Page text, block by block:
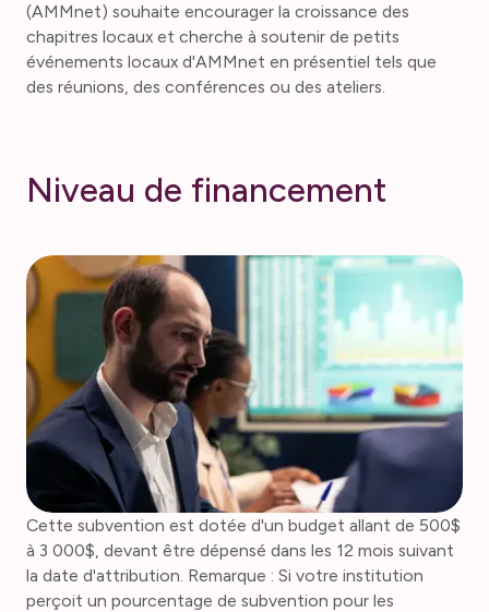
(AMMnet) souhaite encourager la croissance des
chapitres locaux et cherche à soutenir de petits
événements locaux d'AMMnet en présentiel tels que
des réunions, des conférences ou des ateliers.
Niveau de financement
Cette subvention est dotée d'un budget allant de 500$
à 3 000$, devant être dépensé dans les 12 mois suivant
la date d'attribution. Remarque : Si votre institution
perçoit un pourcentage de subvention pour les